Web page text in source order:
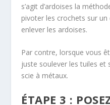
s’agit d’ardoises la
pivoter les crochets sur
enlever les ardoises.
Par contre, lorsque vous
juste soulever les tuiles et
scie à métaux.
ÉTAPE 3 :